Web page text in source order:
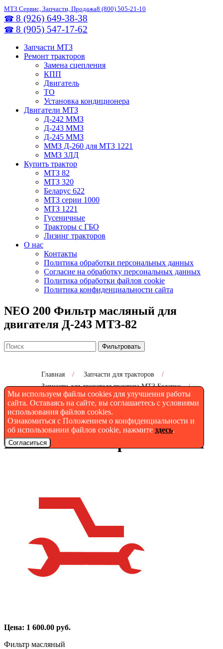
Мы используем файлы cookies для улучшения работы
сайта. Оставаясь на сайте, вы соглашаетесь с условиями
использования файлов cookies.
Ознакомиться с Положением о конфиденциальности и
об использовании файлов cookie, нажмите здесь.
Согласиться
МТЗ Сервис, Запчасти, Продажа8 (800) 505-21-10
☎ 8 (926) 649-38-38
☎ 8 (905) 547-17-62
Запчасти МТЗ
Ремонт тракторов
Замена сцепления
КПП
Двигатель
ТО
Установка кондиционера
Двигатели МТЗ
Д-242 ММЗ
Д-243 ММЗ
Д-245 ММЗ
ММЗ Д-260 для МТЗ 1221
ММЗ 3ЛД
Купить трактор
МТЗ 82
МТЗ 320
Беларус 622
МТЗ серии 1000
МТЗ 1221
Гусеничные
Тракторы с ГБО
Лизинг тракторов
О нас
Контакты
Политика обработки персональных данных
Согласие на обработку персональных данных
Политика обработки файлов cookie
Политика конфиденциальности сайта
NEO 200 Фильтр масляный для
двигателя Д-243 МТЗ-82
Фильтровать
Главная / Запчасти для тракторов
/
Запчасти для двигателя трактора МТЗ Беларус
/
NEO 200 Фильтр масляный для двигателя Д-243
МТЗ-82
NEO 200 Фильтр масляный
Цена: 1 600.00 руб.
Фильтр масляный